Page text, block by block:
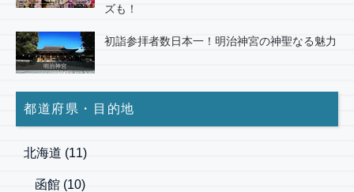
ズも！
初詣参拝者数日本一！明治神宮の神聖なる魅力
都道府県・目的地
北海道 (11)
函館 (10)